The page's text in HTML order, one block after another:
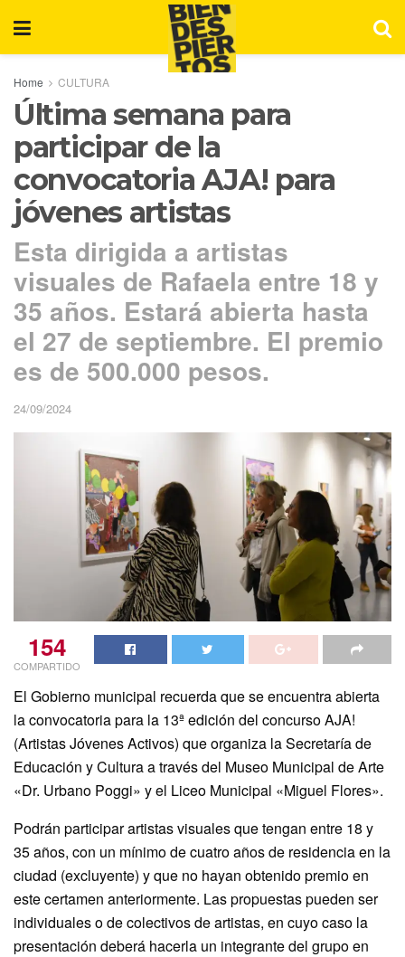
Home CULTURA
Última semana para
participar de la
convocatoria AJA! para
jóvenes artistas
Esta dirigida a artistas
visuales de Rafaela entre 18 y
35 años. Estará abierta hasta
el 27 de septiembre. El premio
es de 500.000 pesos.
24/09/2024
154
COMPARTIDO
El Gobierno municipal recuerda que se encuentra abierta
la convocatoria para la 13ª edición del concurso AJA!
(Artistas Jóvenes Activos) que organiza la Secretaría de
Educación y Cultura a través del Museo Municipal de Arte
«Dr. Urbano Poggi» y el Liceo Municipal «Miguel Flores».
Podrán participar artistas visuales que tengan entre 18 y
35 años, con un mínimo de cuatro años de residencia en la
ciudad (excluyente) y que no hayan obtenido premio en
este certamen anteriormente. Las propuestas pueden ser
individuales o de colectivos de artistas, en cuyo caso la
presentación deberá hacerla un integrante del grupo en